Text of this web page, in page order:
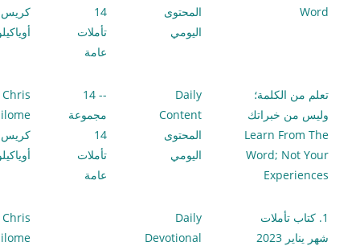
Word
المحتوى
اليومي
14
تأملات
عامة
كريس
تعلم من الكلمة؛
وليس من خبراتك
Learn From The
Word; Not Your
Experiences
Daily
Content
المحتوى
اليومي
-- 14
مجموعة
14
تأملات
عامة
Chris
كريس
1. كتاب تأملات
شهر يناير 2023
Daily
Devotional
Chris